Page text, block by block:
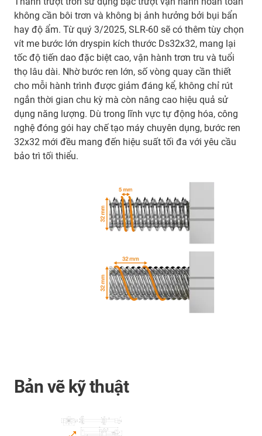
không cần bôi trơn và không bị ảnh hưởng bởi bụi bẩn
hay độ ẩm. Từ quý 3/2025, SLR-60 sẽ có thêm tùy chọn
vít me bước lớn dryspin kích thước Ds32x32, mang lại
tốc độ tiến dao đặc biệt cao, vận hành trơn tru và tuổi
thọ lâu dài. Nhờ bước ren lớn, số vòng quay cần thiết
cho mỗi hành trình được giảm đáng kể, không chỉ rút
ngắn thời gian chu kỳ mà còn nâng cao hiệu quả sử
dụng năng lượng. Dù trong lĩnh vực tự động hóa, công
nghệ đóng gói hay chế tạo máy chuyên dụng, bước ren
32x32 mới đều mang đến hiệu suất tối đa với yêu cầu
bảo trì tối thiểu.
Bản vẽ kỹ thuật